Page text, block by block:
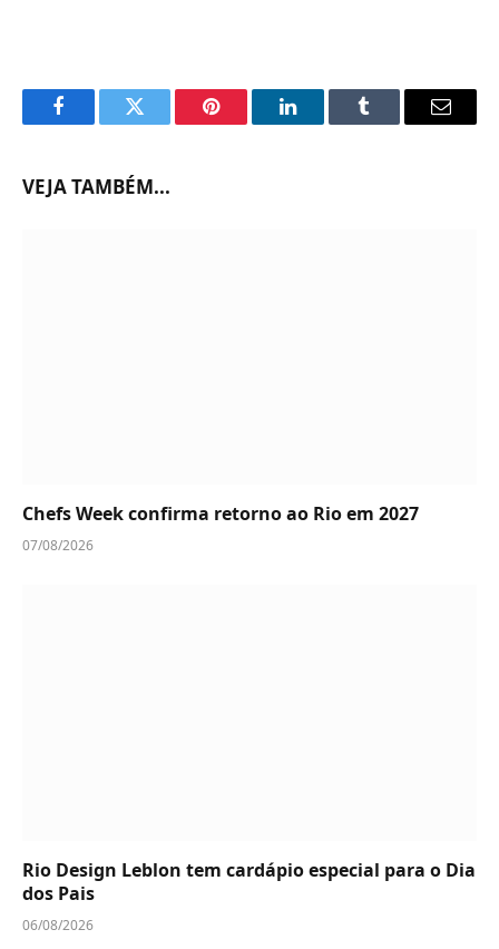
FacebookTwitter Pinterest LinkedInTumblr Email
VEJA TAMBÉM...
Chefs Week confirma retorno ao Rio em 2027
07/08/2026
Rio Design Leblon tem cardápio especial para o Dia
dos Pais
06/08/2026